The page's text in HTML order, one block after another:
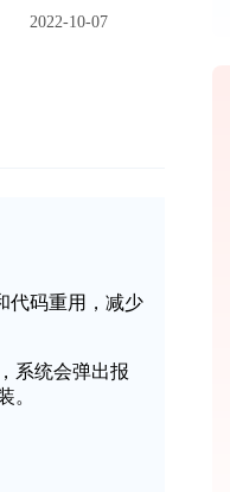
2022-10-07
代码重用，减少
系统会弹出报
。